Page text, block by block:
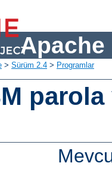
Apache
> Sürüm 2.4 > Programlar
parola